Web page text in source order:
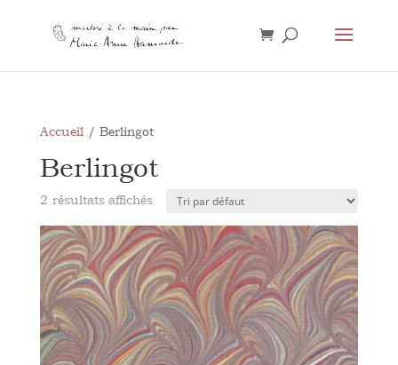
Accueil/ Berlingot
Berlingot
2 résultats affichés